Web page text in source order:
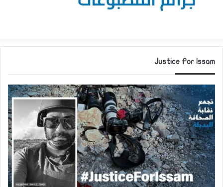
Justice For Issam